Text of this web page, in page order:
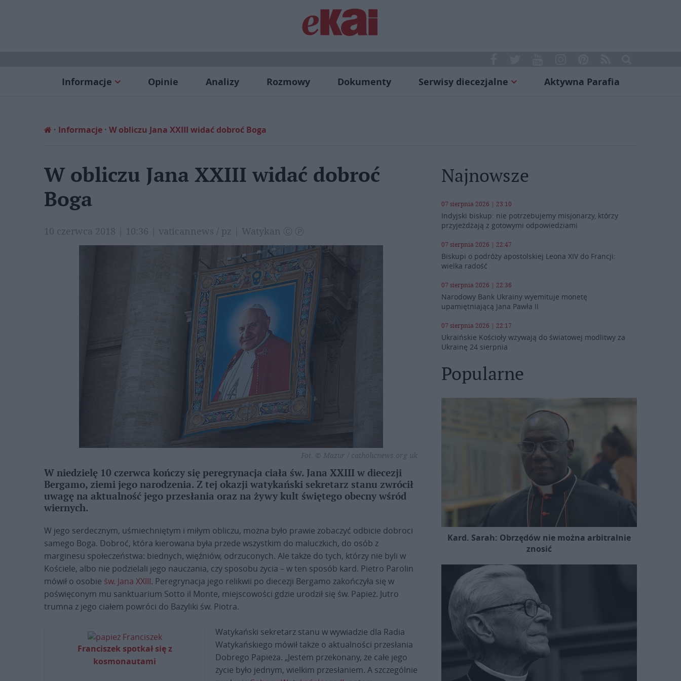
Informacje Opinie Analizy Rozmowy Dokumenty Serwisy diecezjalne Aktywna Parafia
Informacje W obliczu Jana XXIII widać dobroć Boga
W obliczu Jana XXIII widać dobroć
Boga
10 czerwca 2018 | 10:36 | vaticannews / pz | Watykan Ⓒ Ⓟ
Fot. © Mazur / catholicnews.org.uk
W niedzielę 10 czerwca kończy się peregrynacja ciała św. Jana XXIII w diecezji
Bergamo, ziemi jego narodzenia. Z tej okazji watykański sekretarz stanu zwrócił
uwagę na aktualność jego przesłania oraz na żywy kult świętego obecny wśród
wiernych.
W jego serdecznym, uśmiechniętym i miłym obliczu, można było prawie zobaczyć odbicie dobroci
samego Boga. Dobroć, która kierowana była przede wszystkim do maluczkich, do osób z
marginesu społeczeństwa: biednych, więźniów, odrzuconych. Ale także do tych, którzy nie byli w
Kościele, albo nie podzielali jego nauczania, czy sposobu życia – w ten sposób kard. Pietro Parolin
mówił o osobie św. Jana XXIII. Peregrynacja jego relikwii po diecezji Bergamo zakończyła się w
poświęconym mu sanktuarium Sotto il Monte, miejscowości gdzie urodził się św. Papież. Jutro
trumna z jego ciałem powróci do Bazyliki św. Piotra.
Franciszek spotkał się z
kosmonautami
Watykański sekretarz stanu w wywiadzie dla Radia
Watykańskiego mówił także o aktualności przesłania
Dobrego Papieża. „Jestem przekonany, że całe jego
życie było jednym, wielkim przesłaniem. A szczególnie
Najnowsze
07 sierpnia 2026 | 23:10
Indyjski biskup: nie potrzebujemy misjonarzy, którzy
przyjeżdżają z gotowymi odpowiedziami
07 sierpnia 2026 | 22:47
Biskupi o podróży apostolskiej Leona XIV do Francji:
wielka radość
07 sierpnia 2026 | 22:36
Narodowy Bank Ukrainy wyemituje monetę
upamiętniającą Jana Pawła II
07 sierpnia 2026 | 22:17
Ukraińskie Kościoły wzywają do światowej modlitwy za
Ukrainę 24 sierpnia
Popularne
Kard. Sarah: Obrzędów nie można arbitralnie
znosić